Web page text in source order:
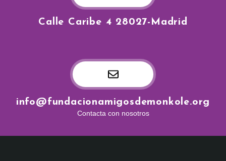
Calle Caribe 4 28027-Madrid
info@fundacionamigosdemonkole.org
Contacta con nosotros